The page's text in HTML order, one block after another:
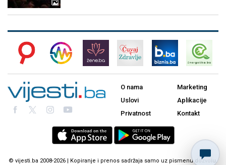
O nama
Uslovi
Privatnost
Marketing
Aplikacije
Kontakt
© vijesti.ba 2008-2026 | Kopiranje i prenos sadržaja samo uz pismenu dozvolu.